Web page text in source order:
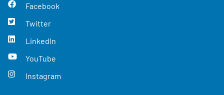
Facebook
Twitter
LinkedIn
YouTube
Instagram